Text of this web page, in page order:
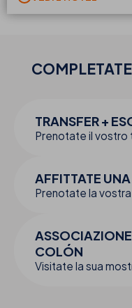
TRANSFER +
Prenotate il vostro
AFFITTATE
Prenotate la
COLÓN
Visitate la sua